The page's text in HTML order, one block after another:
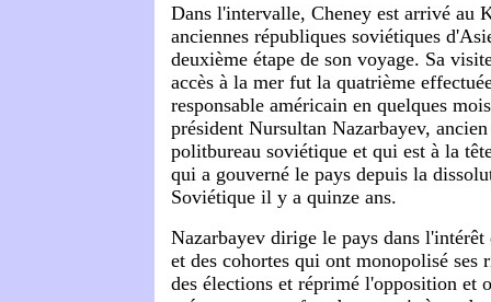
Dans l'intervalle, Cheney est arrivé au
anciennes républiques soviétiques
deuxième étape de son voyage. Sa
accès à la mer fut la quatrième
responsable américain en quelques
président Nursultan Nazarbayev,
politbureau soviétique et qui est à la
qui a gouverné le pays depuis la
Soviétique il y a quinze ans.
Nazarbayev dirige le pays dans
et des cohortes qui ont monopolisé ses
des élections et réprimé l'opposition et